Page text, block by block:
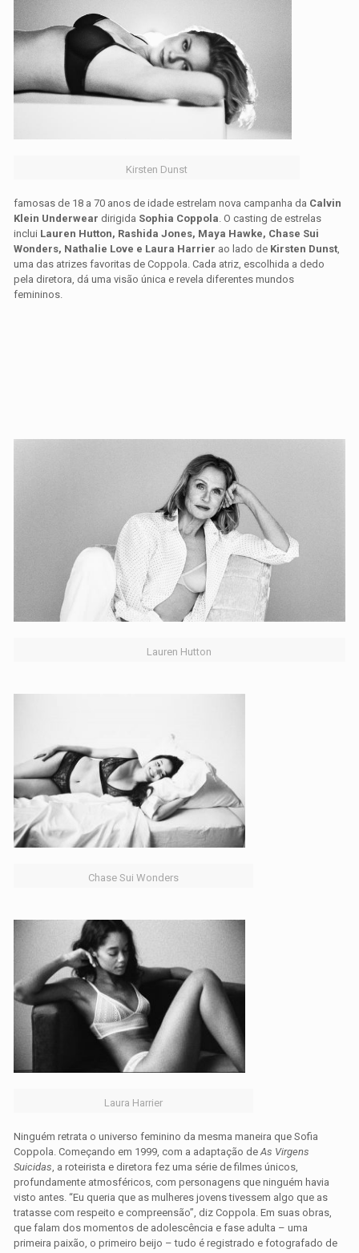
Kirsten Dunst
famosas de 18 a 70 anos de idade estrelam nova campanha da Calvin
Klein Underwear dirigida Sophia Coppola . O casting de estrelas
inclui Lauren Hutton, Rashida Jones, Maya Hawke, Chase Sui
Wonders, Nathalie Love e Laura Harrier ao lado de Kirsten Dunst
uma das atrizes favoritas de Coppola. Cada atriz, escolhida a dedo
pela diretora, dá uma visão única e revela diferentes mundos
femininos.
Lauren Hutton
Chase Sui Wonders
Laura Harrier
Ninguém retrata o universo feminino da mesma maneira que Sofia
Coppola. Começando em 1999, com a adaptação deAs Virgens
Suicidas, a roteirista e diretora fez uma série de filmes únicos,
profundamente atmosféricos, com personagens que ninguém havia
visto antes. “Eu queria que as mulheres jovens tivessem algo que as
tratasse com respeito e compreensão”, diz Coppola. Em suas obras,
que falam dos momentos de adolescência e fase adulta – uma
primeira paixão, o primeiro beijo – tudo é registrado e fotografado de